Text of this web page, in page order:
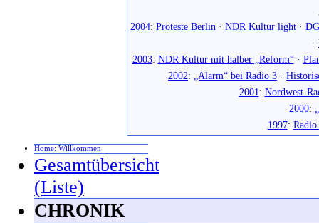
2004: Proteste Berlin · NDR Kultur light·
·
2003: NDR Kultur mit halber „Reform“·
2002: „Alarm“ bei Radio 3 ·
2001: Nordwest-
2000:
1997:
Home: Willkommen
Gesamtübersicht
(Liste)
CHRONIK